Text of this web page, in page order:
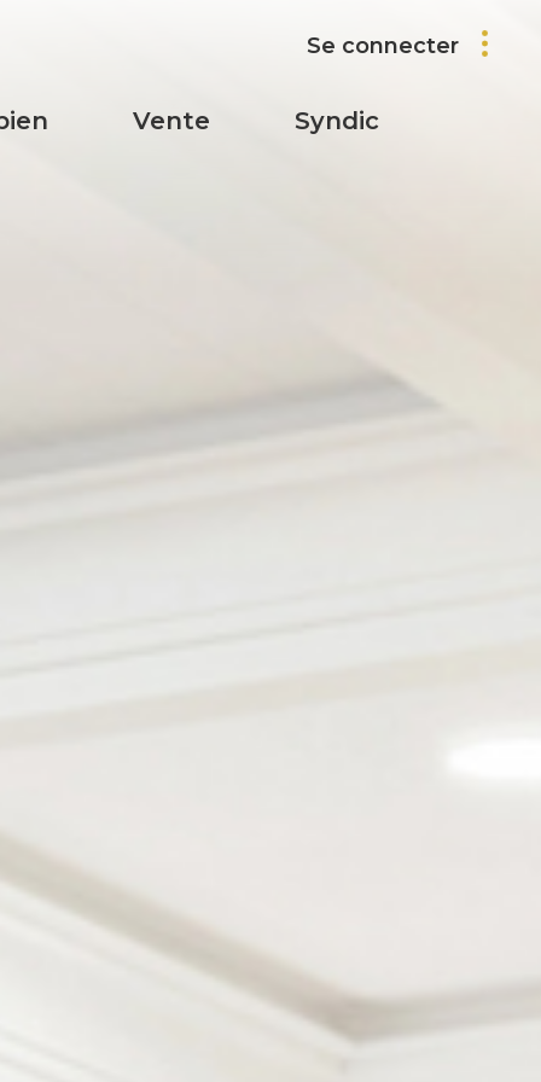
Se connecter
vente syndic